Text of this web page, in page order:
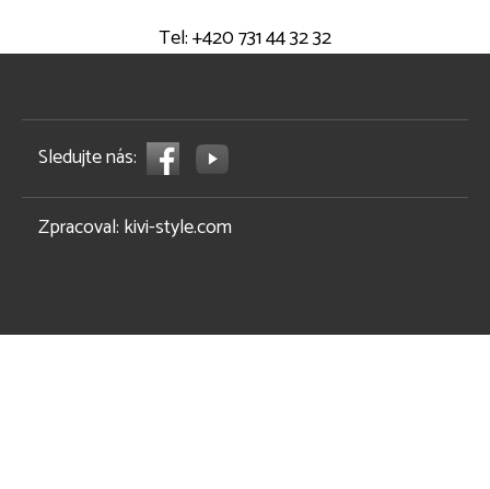
Tel: +420 731 44 32 32
Sledujte nás:
Zpracoval: kivi-style.com